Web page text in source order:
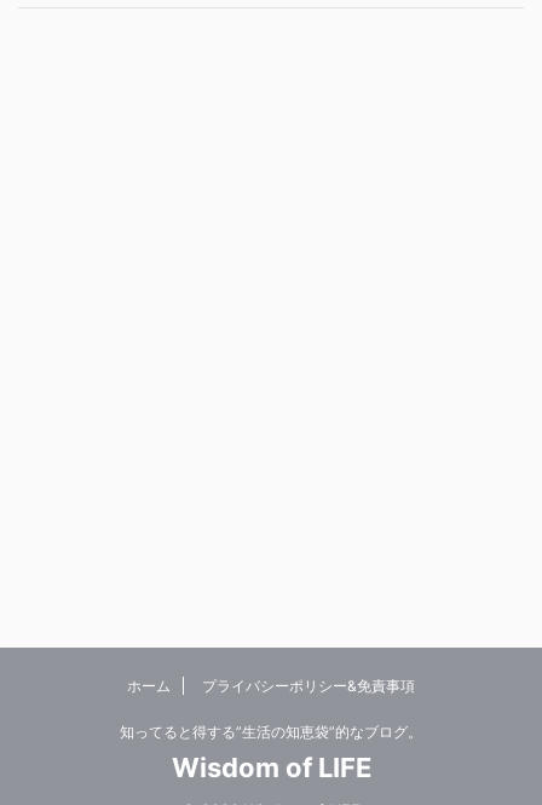
ホーム プライバシーポリシー&免責事項
知ってると得する”生活の知恵袋”的なブログ。
Wisdom of LIFE